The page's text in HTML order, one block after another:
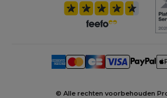
© Alle rechten voorbehouden